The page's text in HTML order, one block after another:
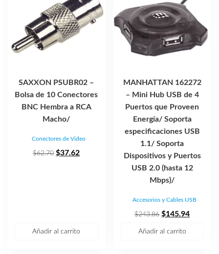
SAXXON PSUBR02 –
Bolsa de 10 Conectores
BNC Hembra a RCA
Macho/
Conectores de Video
$62.70 El
$37.62El
Añadir al carrito
MANHATTAN 162272
– Mini Hub USB de 4
Puertos que Proveen
Energía/ Soporta
especificaciones USB
1.1/ Soporta
Dispositivos y Puertos
USB 2.0 (hasta 12
Mbps)/
Accesorios y Cables USB
$243.86 El
$145.94El
Añadir al carrito